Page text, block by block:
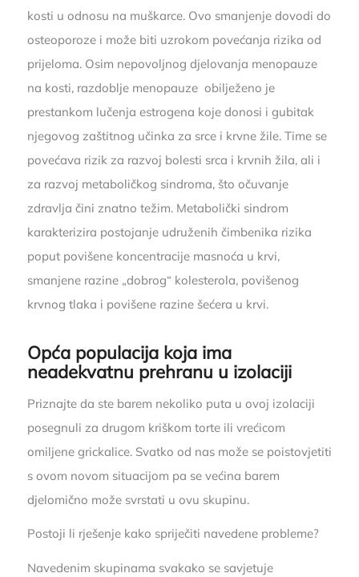
kosti u odnosu na muškarce. Ovo smanjenje dovodi do
osteoporoze i može biti uzrokom povećanja rizika od
prijeloma. Osim nepovoljnog djelovanja menopauze
na kosti, razdoblje menopauze obilježeno je
prestankom lučenja estrogena koje donosi i gubitak
njegovog zaštitnog učinka za srce i krvne žile. Time se
povećava rizik za razvoj bolesti srca i krvnih žila, ali i
za razvoj metaboličkog sindroma, što očuvanje
zdravlja čini znatno težim. Metabolički sindrom
karakterizira postojanje udruženih čimbenika rizika
poput povišene koncentracije masnoća u krvi,
smanjene razine „dobrog“ kolesterola, povišenog
krvnog tlaka i povišene razine šećera u krvi.
Opća populacija koja ima
neadekvatnu prehranu u izolaciji
Priznajte da ste barem nekoliko puta u ovoj izolaciji
posegnuli za drugom kriškom torte ili vrećicom
omiljene grickalice. Svatko od nas može se poistovjetiti
s ovom novom situacijom pa se većina barem
djelomično može svrstati u ovu skupinu.
Postoji li rješenje kako spriječiti navedene probleme?
Navedenim skupinama svakako se savjetuje